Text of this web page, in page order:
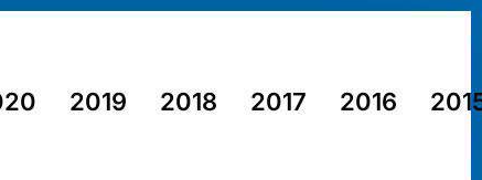
2019 2018 2017 2016